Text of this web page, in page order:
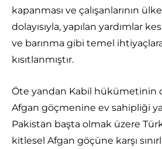
kapanması ve çalışanlarının
dolayısıyla, yapılan yardımlar
ve barınma gibi temel
kısıtlanmıştır.
Öte yandan Kabil hükümetinin
Afgan göçmenine ev sahipliği
Pakistan başta olmak üzere
kitlesel Afgan göçüne karşı